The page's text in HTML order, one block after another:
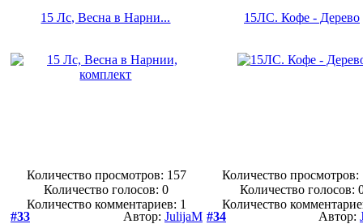
15 Лс, Весна в Нарни...
Количество просмотров: 157
Количество голосов:0
Количество комментариев: 1
15ЛС. Кофе - Дерево
Количество просмотров:
Количество голосов:
Количество
#33
Автор: JulijaM #34 Автор: